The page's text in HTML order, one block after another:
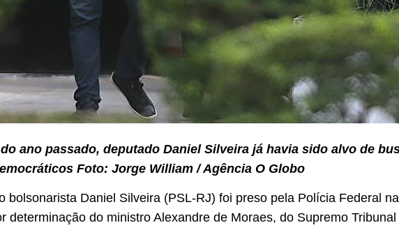
ano passado, deputado Daniel Silveira já havia sido alvo de
Foto: Jorge William / Agência O Globo
bolsonarista Daniel Silveira (PSL-RJ) foi preso pela Polícia Federal
determinação do ministro Alexandre de Moraes, do Supremo